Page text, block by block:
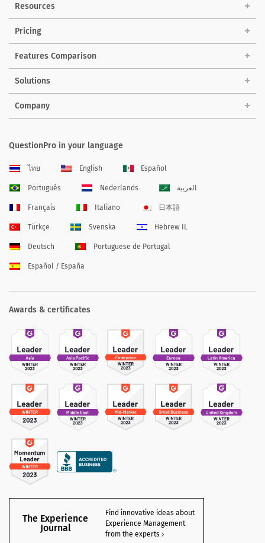
Resources
Pricing
Features Comparison
Solutions
Company
QuestionPro in your language
ไทย English Español
Português Nederlands العربية
Français Italiano 日本語
Türkçe Svenska Hebrew IL
Deutsch Portuguese de Portugal
Español / España
Awards & certificates
The Experience
Journal
Find innovative ideas about
Experience Management
from the experts